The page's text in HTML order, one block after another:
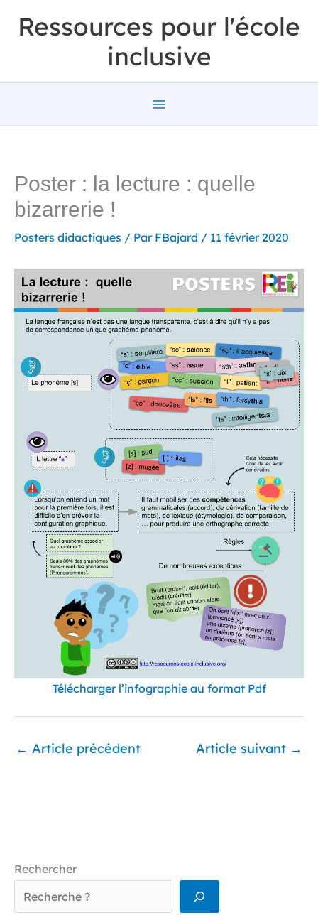
Ressources pour l'école
inclusive
Poster : la lecture : quelle
bizarrerie !
Posters didactiques / Par FBajard / 11 février 2020
Télécharger l’infographie au format Pdf
← Article précédent Article suivant →
Rechercher